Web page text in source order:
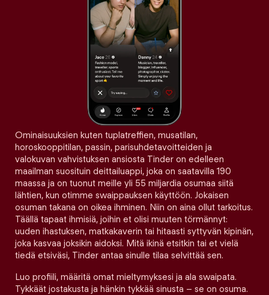
Ominaisuuksien kuten tuplatreffien, musatilan,
horoskooppitilan, passin, parisuhdetavoitteiden ja
valokuvan vahvistuksen ansiosta Tinder on edelleen
maailman suosituin deittailuappi, joka on saatavilla 190
maassa ja on tuonut meille yli 55 miljardia osumaa siitä
lähtien, kun otimme swaippauksen käyttöön. Jokaisen
osuman takana on oikea ihminen. Niin on aina ollut tarkoitus.
Täällä tapaat ihmisiä, joihin et olisi muuten törmännyt:
uuden ihastuksen, matkakaverin tai hitaasti syttyvän kipinän,
joka kasvaa joksikin aidoksi. Mitä ikinä etsitkin tai et vielä
tiedä etsiväsi, Tinder antaa sinulle tilaa selvittää sen.
Luo profiili, määritä omat mieltymyksesi ja ala swaipata.
Tykkäät jostakusta ja hänkin tykkää sinusta – se on osuma.